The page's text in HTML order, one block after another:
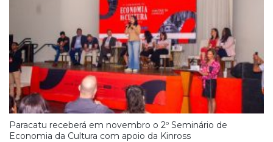
Paracatu receberá em novembro o 2º Seminário de
Economia da Cultura com apoio da Kinross